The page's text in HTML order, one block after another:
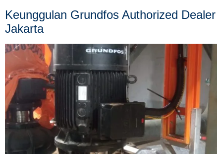
Keunggulan Grundfos Authorized Dealer
Jakarta